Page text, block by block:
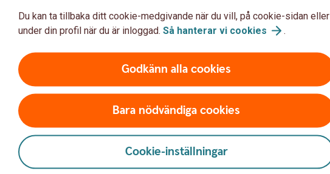
tillbaka i
Visselblåsning
visselblåsning (whistleblowing).
Du kan ta tillbaka ditt cookie-medgivande när du vill, på cookie-sidan eller
under din profil när du är inloggad. Så hanterar vi cookies .
Godkänn alla cookies
Bara nödvändiga cookies
Cookie-inställningar